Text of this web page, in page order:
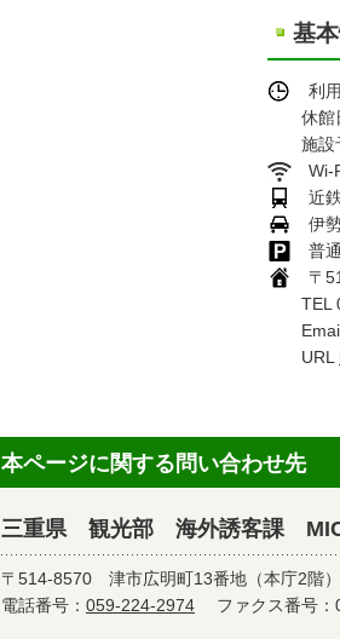
基
利用
休館
施設
Wi-
近鉄
伊勢
普通
〒
TEL
Email
URL
本ページに関する問い合わせ先
三重県 観光部 海外誘客課
〒514-8570 津市広明町13番地（本庁2階）
電話番号： 059-224-2974 ファクス番号